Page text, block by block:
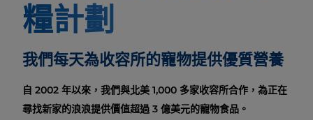
糧計劃
我們每天為收容所的寵物提供優質營養
自 2002 年以來，我們與北美 1,000 多家收容所合作，為正在
尋找新家的浪浪提供價值超過 3 億美元的寵物食品。